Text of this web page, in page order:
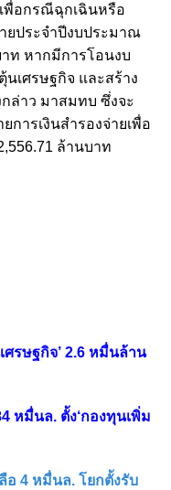
พื่อกรณีฉุกเฉินหรือ
ยประจำปีงบประมาณ
ท หากมีการโอนงบ
นเศรษฐกิจ และสร้าง
ล่าว มาสมทบ ซึ่งจะ
การเงินสำรองจ่ายเพื่อ
ล้านบาท
ศรษฐกิจ’ 2.6 หมื่นล้าน
หมื่นล. ตั้ง‘กองทุนเพิ่ม
อ 4 หมื่นล. โยกตั้งรับ